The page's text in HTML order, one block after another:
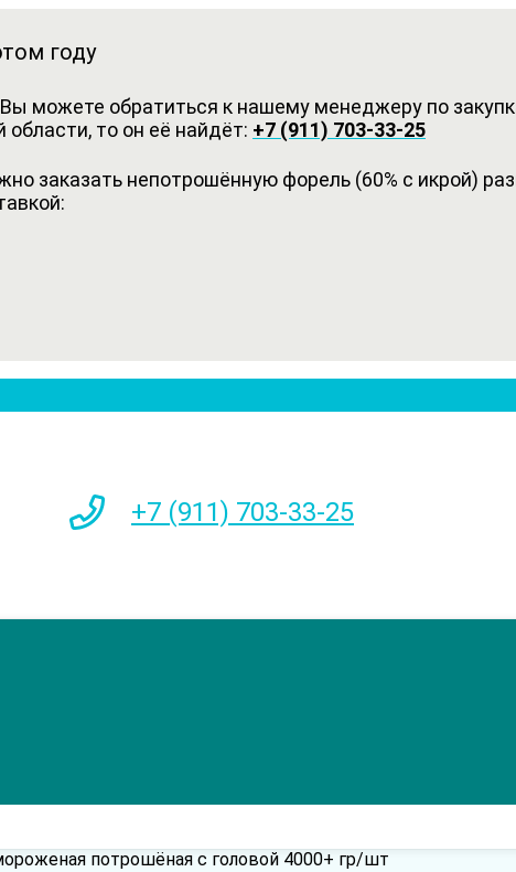
году
можете обратиться к нашему менеджеру по
области, то он её найдёт: +7 (911) 703-33-25
заказать непотрошённую форель (60% с икрой)
+7 (911) 703-33-25
потрошёная с головой 4000+ гр/шт